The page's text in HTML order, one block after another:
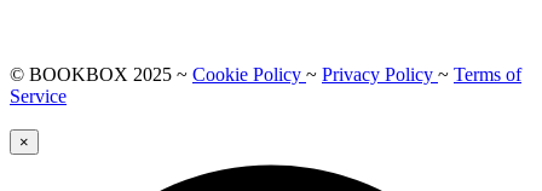
© BOOKBOX 2025 ~ Cookie Policy ~ Privacy Policy ~ Terms of
Service
×